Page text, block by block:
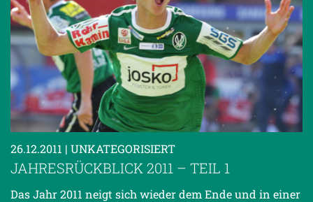
26.12.2011 | UNKATEGORISIERT
JAHRESRÜCKBLICK 2011 – TEIL 1
Das Jahr 2011 neigt sich wieder dem Ende und in einer